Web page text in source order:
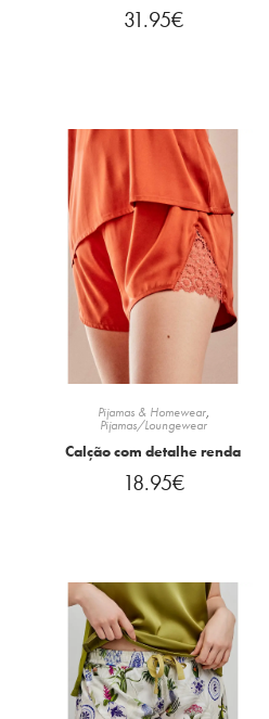
31.95€
Pijamas & Homewear,
Pijamas/Loungewear
Calção com detalhe renda
18.95€